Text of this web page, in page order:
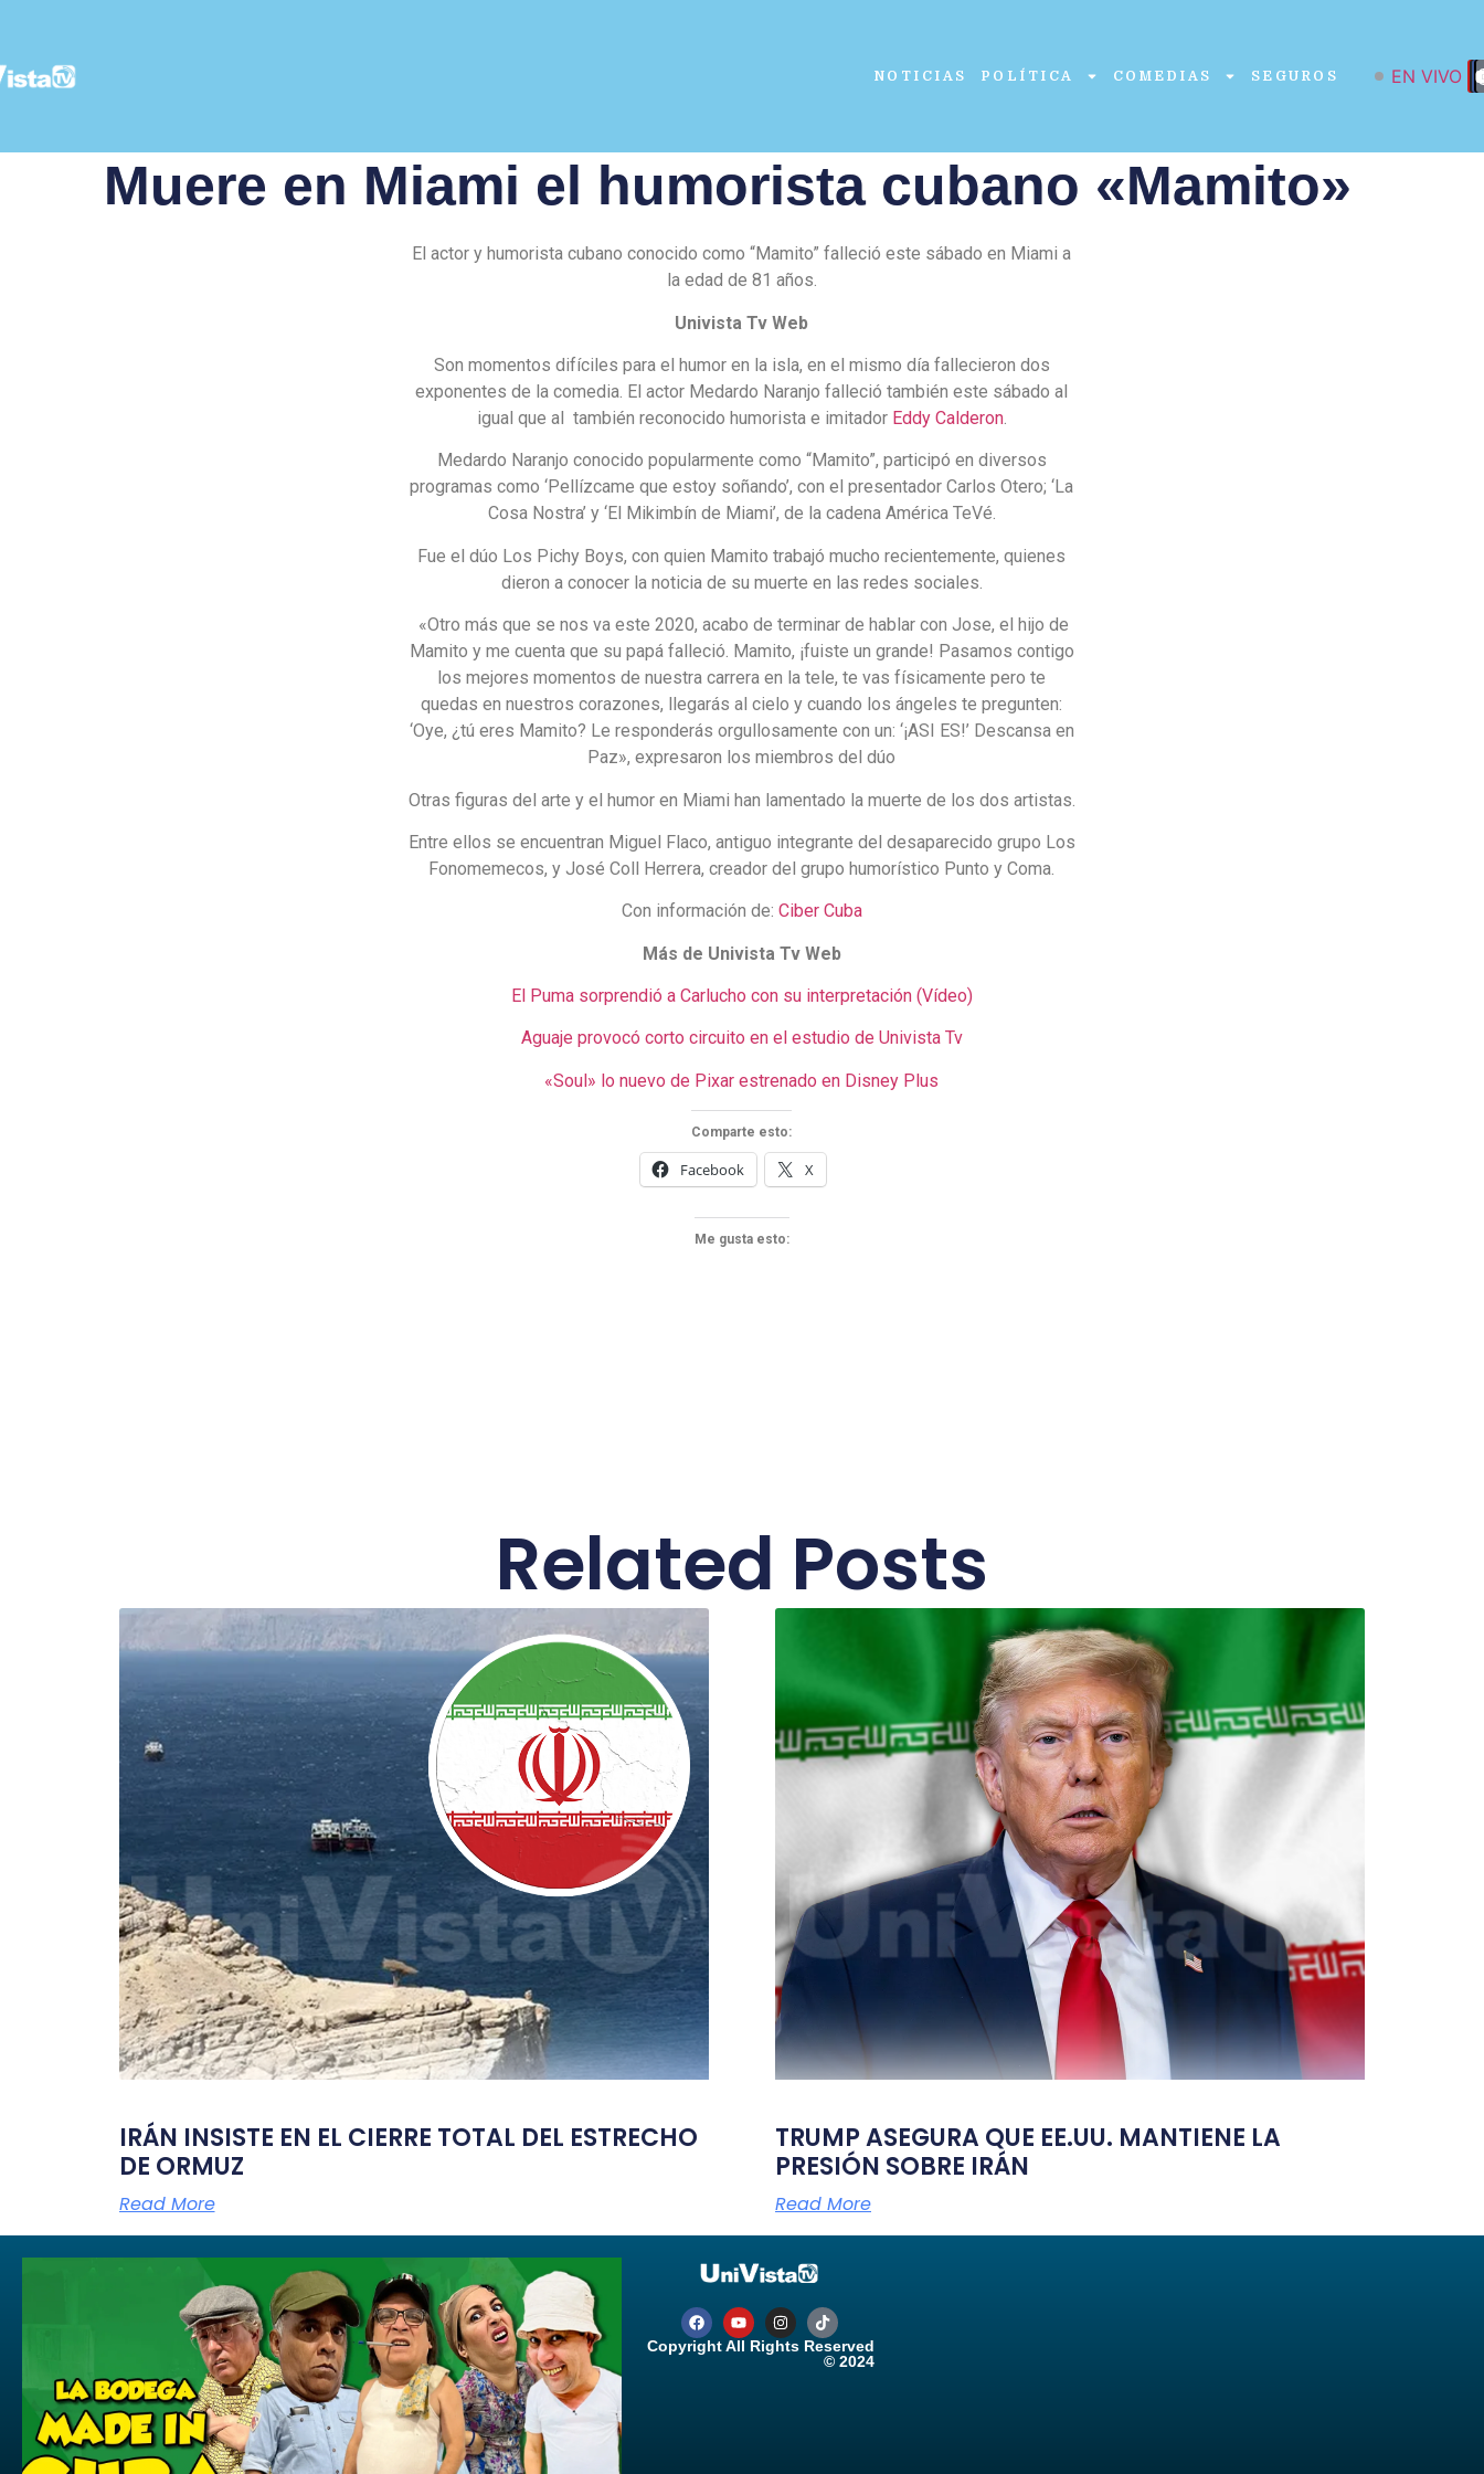
NOTICIAS POLÍTICA COMEDIAS SEGUROS EN VIVO
Muere en Miami el humorista cubano «Mamito»
El actor y humorista cubano conocido como “Mamito” falleció este sábado en Miami a
la edad de 81 años.
Univista Tv Web
Son momentos difíciles para el humor en la isla, en el mismo día fallecieron dos
exponentes de la comedia. El actor Medardo Naranjo falleció también este sábado al
igual que al también reconocido humorista e imitador Eddy Calderon.
Medardo Naranjo conocido popularmente como “Mamito”, participó en diversos
programas como ‘Pellízcame que estoy soñando’, con el presentador Carlos Otero; ‘La
Cosa Nostra’ y ‘El Mikimbín de Miami’, de la cadena América TeVé.
Fue el dúo Los Pichy Boys, con quien Mamito trabajó mucho recientemente, quienes
dieron a conocer la noticia de su muerte en las redes sociales.
«Otro más que se nos va este 2020, acabo de terminar de hablar con Jose, el hijo de
Mamito y me cuenta que su papá falleció. Mamito, ¡fuiste un grande! Pasamos contigo
los mejores momentos de nuestra carrera en la tele, te vas físicamente pero te
quedas en nuestros corazones, llegarás al cielo y cuando los ángeles te pregunten:
‘Oye, ¿tú eres Mamito? Le responderás orgullosamente con un: ‘¡ASI ES!’ Descansa en
Paz», expresaron los miembros del dúo
Otras figuras del arte y el humor en Miami han lamentado la muerte de los dos artistas.
Entre ellos se encuentran Miguel Flaco, antiguo integrante del desaparecido grupo Los
Fonomemecos, y José Coll Herrera, creador del grupo humorístico Punto y Coma.
Con información de: Ciber Cuba
Más de Univista Tv Web
El Puma sorprendió a Carlucho con su interpretación (Vídeo)
Aguaje provocó corto circuito en el estudio de Univista Tv
«Soul» lo nuevo de Pixar estrenado en Disney Plus
Comparte esto:
Facebook X
Me gusta esto:
Related Posts
IRÁN INSISTE EN EL CIERRE TOTAL DEL ESTRECHO
DE ORMUZ
Read More
TRUMP ASEGURA QUE EE.UU. MANTIENE LA
PRESIÓN SOBRE IRÁN
Read More
Copyright All Rights Reserved
© 2024